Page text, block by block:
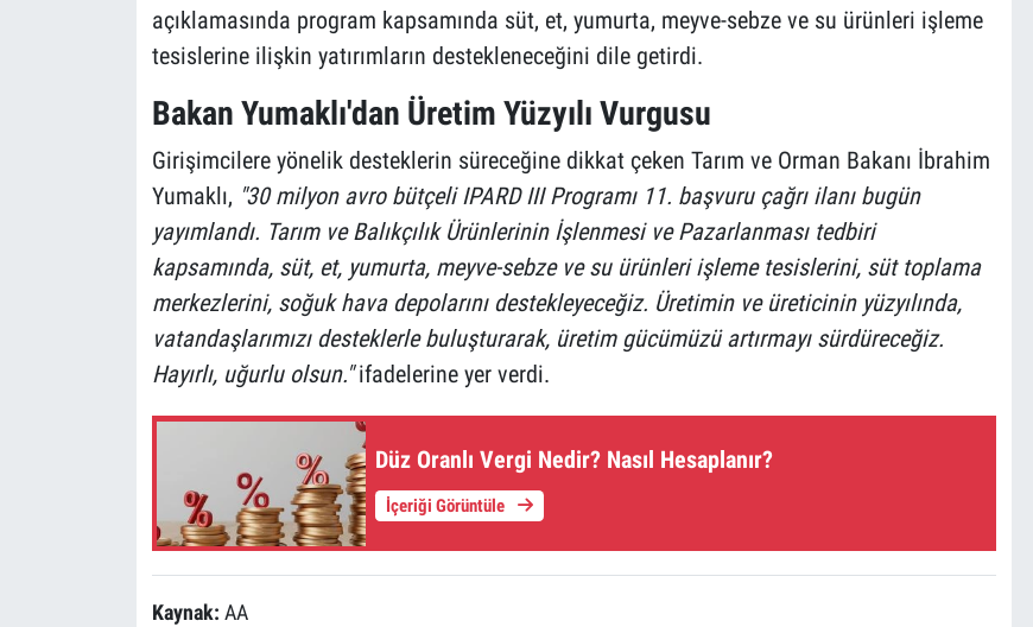
açıklamasında program kapsamında süt, et, yumurta, meyve-sebze ve su ürünleri işleme
tesislerine ilişkin yatırımların destekleneceğini dile getirdi.
Bakan Yumaklı'dan Üretim Yüzyılı Vurgusu
Girişimcilere yönelik desteklerin süreceğine dikkat çeken Tarım ve Orman Bakanı İbrahim
Yumaklı, "30 milyon avro bütçeli IPARD III Programı 11. başvuru çağrı ilanı bugün
yayımlandı. Tarım ve Balıkçılık Ürünlerinin İşlenmesi ve Pazarlanması tedbiri
kapsamında, süt, et, yumurta, meyve-sebze ve su ürünleri işleme tesislerini, süt toplama
merkezlerini, soğuk hava depolarını destekleyeceğiz. Üretimin ve üreticinin yüzyılında,
vatandaşlarımızı desteklerle buluşturarak, üretim gücümüzü artırmayı sürdüreceğiz.
Hayırlı, uğurlu olsun."ifadelerine yer verdi.
Düz Oranlı Vergi Nedir? Nasıl Hesaplanır?
İçeriği Görüntüle
Kaynak: AA